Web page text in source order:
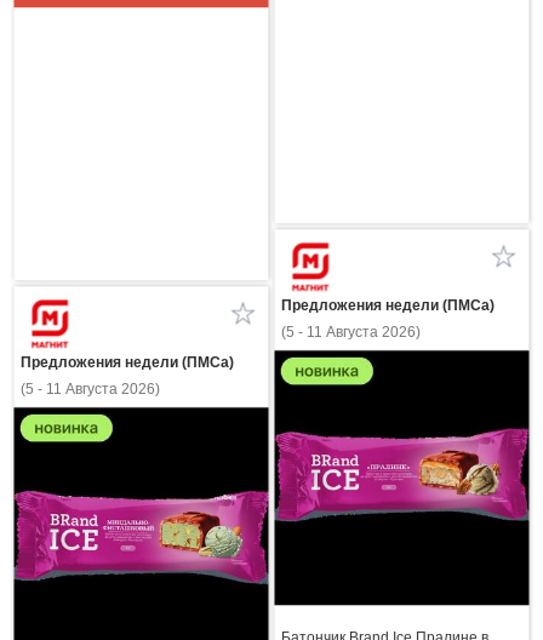
Предложения недели (ПМСа)
(5 - 11 Августа 2026)
Предложения недели (ПМСа)
(5 - 11 Августа 2026)